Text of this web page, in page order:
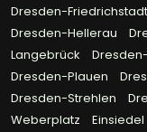
Dresden-
Dresden-Hellerau
Langebrück
Dresden-Plauen
Dresden-Strehlen
Weberplatz
Einsiedel